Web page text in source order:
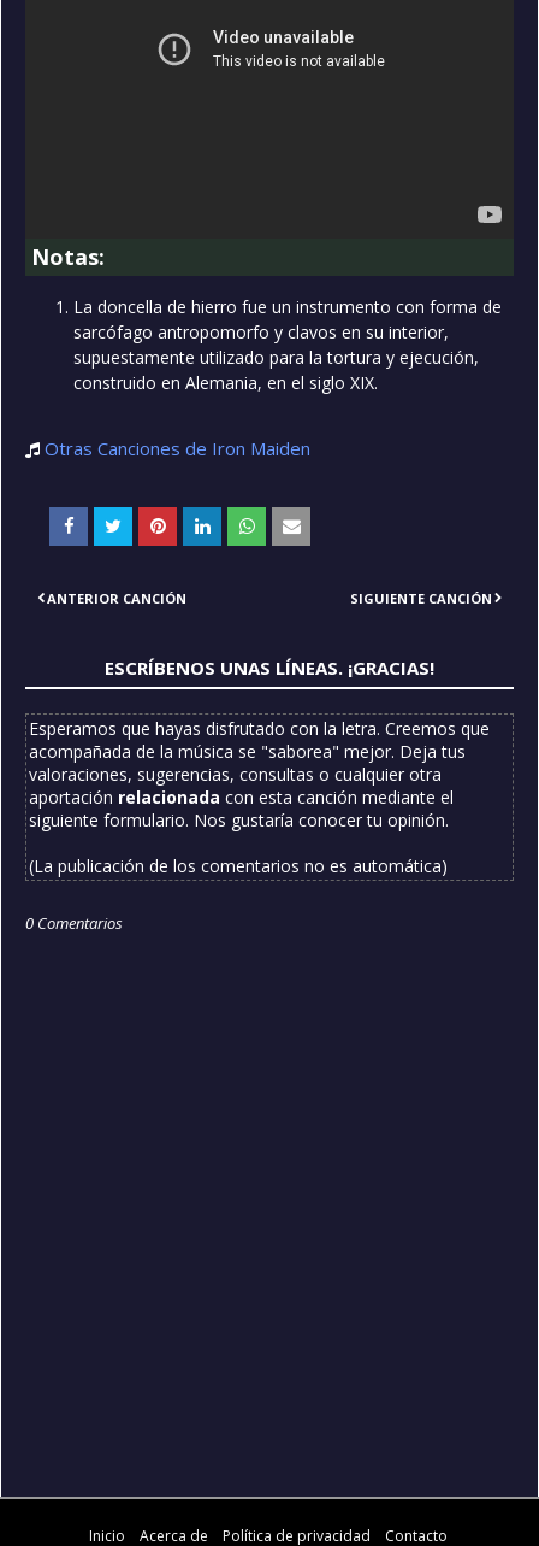
Notas:
La doncella de hierro fue un instrumento con forma de
sarcófago antropomorfo y clavos en su interior,
supuestamente utilizado para la tortura y ejecución,
construido en Alemania, en el siglo XIX.
Otras Canciones de Iron Maiden
ANTERIOR CANCIÓN SIGUIENTE CANCIÓN
ESCRÍBENOS UNAS LÍNEAS. ¡GRACIAS!
Esperamos que hayas disfrutado con la letra. Creemos que
acompañada de la música se "saborea" mejor. Deja tus
valoraciones, sugerencias, consultas o cualquier otra
aportación relacionada con esta canción mediante el
siguiente formulario. Nos gustaría conocer tu opinión.
(La publicación de los comentarios no es automática)
0 Comentarios
Inicio Acerca de Política de privacidad Contacto